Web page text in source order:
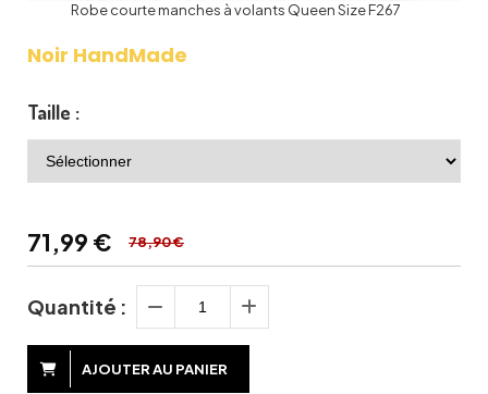
Robe courte manches à volants Queen Size F267
Noir HandMade
Taille :
71,99 € 78,90 €
Quantité :
AJOUTER AU PANIER